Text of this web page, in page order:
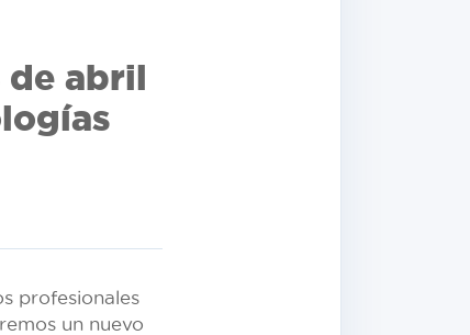
de abril
profesionales
un nuevo